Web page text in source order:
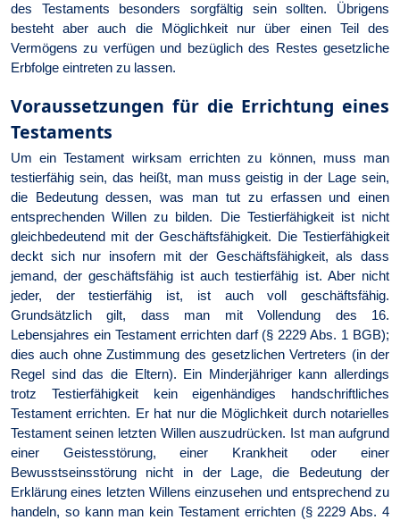
des Testaments besonders sorgfältig sein sollten. Übrigens
besteht aber auch die Möglichkeit nur über einen Teil des
Vermögens zu verfügen und bezüglich des Restes gesetzliche
Erbfolge eintreten zu lassen.
Voraussetzungen für die Errichtung eines
Testaments
Um ein Testament wirksam errichten zu können, muss man
testierfähig sein, das heißt, man muss geistig in der Lage sein,
die Bedeutung dessen, was man tut zu erfassen und einen
entsprechenden Willen zu bilden. Die Testierfähigkeit ist nicht
gleichbedeutend mit der Geschäftsfähigkeit. Die Testierfähigkeit
deckt sich nur insofern mit der Geschäftsfähigkeit, als dass
jemand, der geschäftsfähig ist auch testierfähig ist. Aber nicht
jeder, der testierfähig ist, ist auch voll geschäftsfähig.
Grundsätzlich gilt, dass man mit Vollendung des 16.
Lebensjahres ein Testament errichten darf (§ 2229 Abs. 1 BGB);
dies auch ohne Zustimmung des gesetzlichen Vertreters (in der
Regel sind das die Eltern). Ein Minderjähriger kann allerdings
trotz Testierfähigkeit kein eigenhändiges handschriftliches
Testament errichten. Er hat nur die Möglichkeit durch notarielles
Testament seinen letzten Willen auszudrücken. Ist man aufgrund
einer Geistesstörung, einer Krankheit oder einer
Bewusstseinsstörung nicht in der Lage, die Bedeutung der
Erklärung eines letzten Willens einzusehen und entsprechend zu
handeln, so kann man kein Testament errichten (§ 2229 Abs. 4